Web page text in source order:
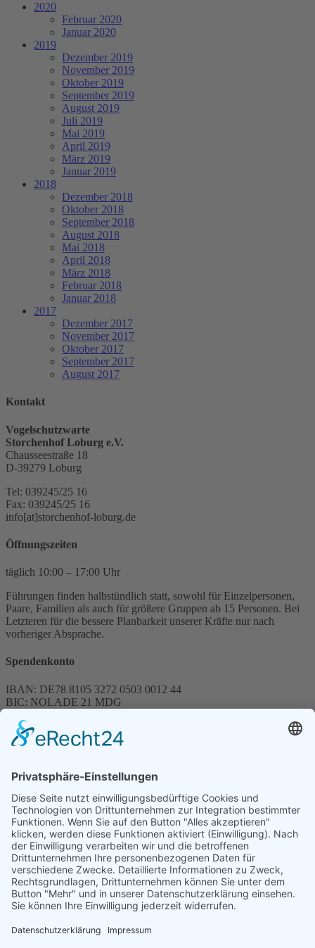
2020
Februar 2020
Januar 2020
2019
Dezember 2019
November 2019
Oktober 2019
September 2019
August 2019
Juli 2019
Mai 2019
April 2019
März 2019
Januar 2019
2018
Dezember 2018
Oktober 2018
September 2018
August 2018
Mai 2018
April 2018
März 2018
Februar 2018
Januar 2018
2017
Dezember 2017
November 2017
Oktober 2017
September 2017
August 2017
Kontakt
Vogelschutzwarte
Storchenhof Loburg e.V.
Chausseestraße 18
D-39279 Loburg
Tel: 039245/25 16
Fax: 039245/25 16
info[at]storchenhof-loburg.de
Öffnungszeiten
täglich 10:00 – 17:00 Uhr
Führungen finden halbstündlich statt, sowohl für Einzelpersonen,
Paare, Familien als auch für größere Gruppen ab 15 Personen. Bei
Letzteren für die bessere Planbarkeit unserer Kräfte nur nach
vorheriger Absprache.
Spendenkonto
IBAN: DE78 8105 3272 0503 0012 44
BIC: NOLADE 21 MDG
Spenden können steuerlich abgesetzt werden
Förderung
© 1987 – 2025
Storchenhof Loburg e.V.
Alle Rechte vorbehalten.
Cookie-Einstellungen
Navigation überspringen
Impressum
Haftungsausschluss